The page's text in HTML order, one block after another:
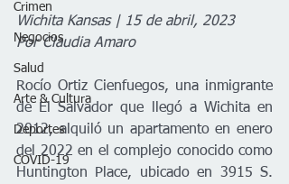
Crimen
Negocios
Salud
Arte & Cultura
Deportes
COVID-19
Wichita Kansas | 15 de abril, 2023
Por Claudia Amaro
Rocío Ortiz Cienfuegos, una inmigrante
de El Salvador que llegó a Wichita en
2012, alquiló un apartamento en enero
del 2022 en el complejo conocido como
Huntington Place, ubicado en 3915 S.